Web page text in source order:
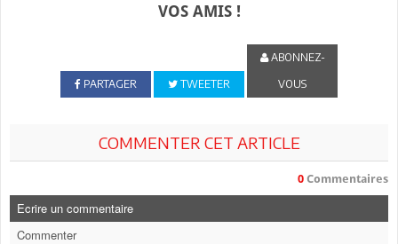
VOS AMIS !
PARTAGER TWEETER
ABONNEZ-
VOUS
COMMENTER CET ARTICLE
0 Commentaires
Ecrire un commentaire
Commenter